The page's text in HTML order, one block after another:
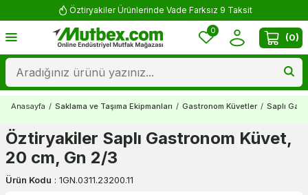
Öztiryakiler Ürünlerinde Vade Farksız 9 Taksit
0
(0)
Anasayfa / Saklama ve Taşıma Ekipmanları / Gastronom Küvetler / Saplı
Öztiryakiler Saplı Gastronom Küvet,
20 cm, Gn 2/3
Ürün Kodu : 1GN.0311.23200.11